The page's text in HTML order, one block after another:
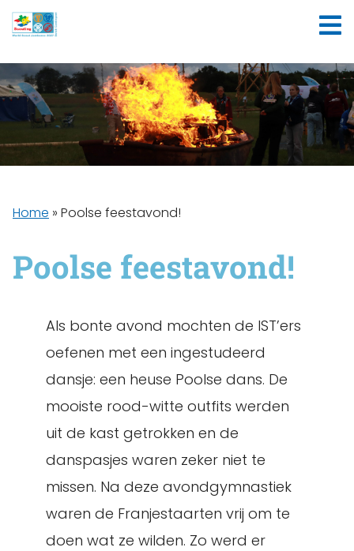
Home » Poolse feestavond!
Poolse feestavond!
Als bonte avond mochten de IST’ers
oefenen met een ingestudeerd
dansje: een heuse Poolse dans. De
mooiste rood-witte outfits werden
uit de kast getrokken en de
danspasjes waren zeker niet te
missen. Na deze avondgymnastiek
waren de Franjestaarten vrij om te
doen wat ze wilden. Zo werd er